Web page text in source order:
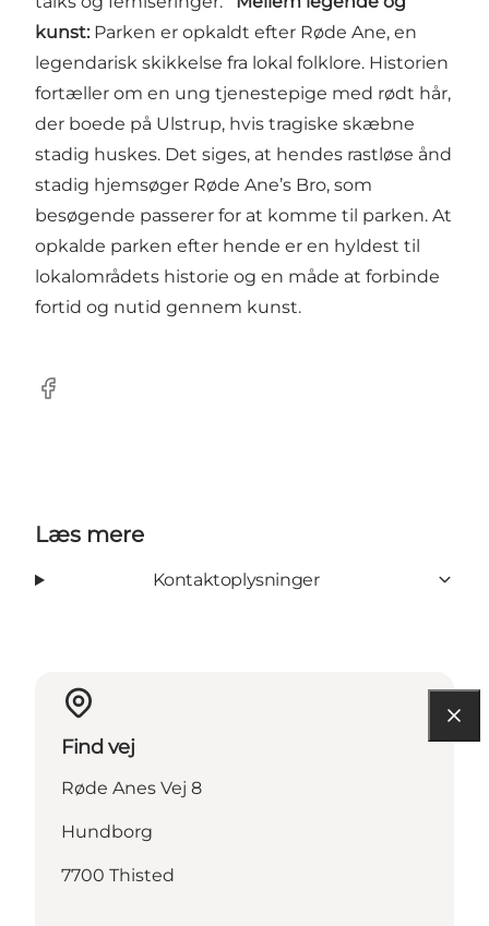
kunst: Parken er opkaldt efter Røde Ane, en
legendarisk skikkelse fra lokal folklore. Historien
fortæller om en ung tjenestepige med rødt hår,
der boede på Ulstrup, hvis tragiske skæbne
stadig huskes. Det siges, at hendes rastløse ånd
stadig hjemsøger Røde Ane’s Bro, som
besøgende passerer for at komme til parken. At
opkalde parken efter hende er en hyldest til
lokalområdets historie og en måde at forbinde
fortid og nutid gennem kunst.
Facebook
Læs mere
Kontaktoplysninger
Find vej
Røde Anes Vej 8
Hundborg
7700 Thisted